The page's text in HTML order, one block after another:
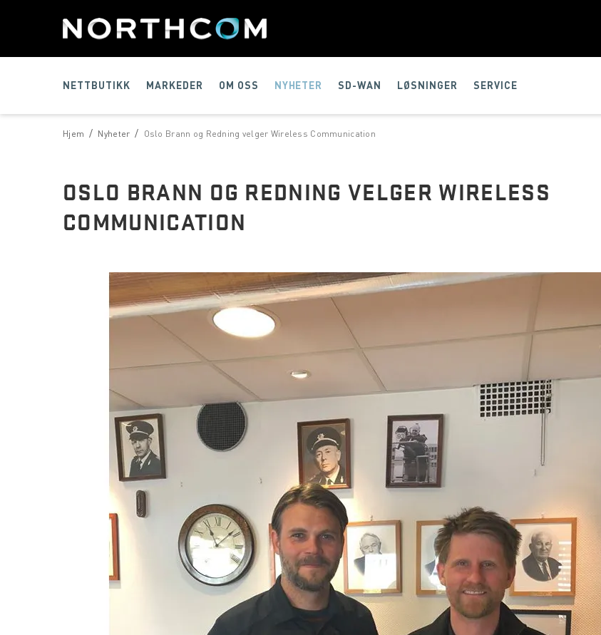
NETTBUTIKK MARKEDER OM OSS NYHETER SD-WAN LØSNINGER SERVICE
/
Hjem /
Nyheter Oslo Brann og Redning velger Wireless Communication
OSLO BRANN OG REDNING VELGER WIRELESS
COMMUNICATION